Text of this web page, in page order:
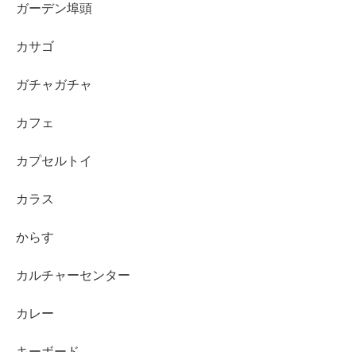
ガーデン埠頭
カサゴ
ガチャガチャ
カフェ
カプセルトイ
カラス
からす
カルチャーセンター
カレー